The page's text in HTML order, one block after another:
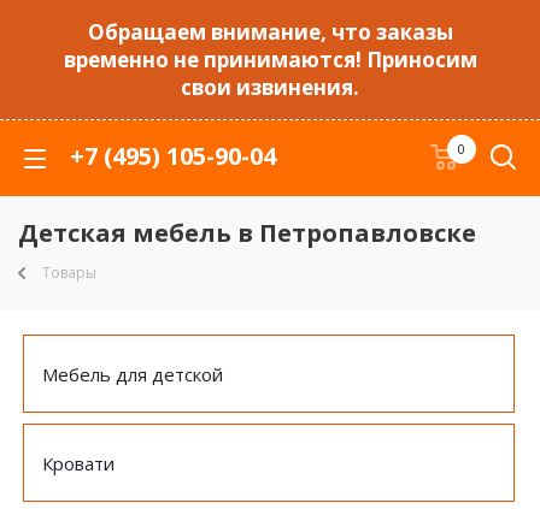
Обращаем внимание, что заказы
временно не принимаются! Приносим
свои извинения.
+7 (495) 105-90-04 0
Детская мебель в Петропавловске
Товары
Мебель для детской
Кровати